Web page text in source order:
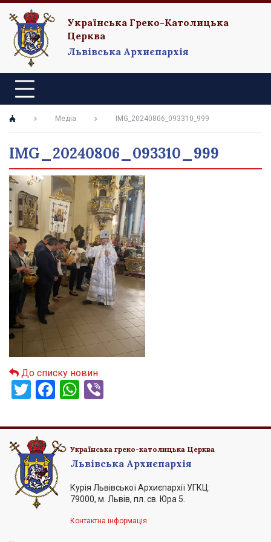
Українська Греко-Католицька
Церква
Львівська Архиєпархія
Медіа IMG_20240806_093310_999
IMG_20240806_093310_999
До списку новин
Twitter
Facebook
WhatsApp
Українська греко-католицька Церква
Львівська Архиєпархія
Курія Львівської Архиєпархії УГКЦ:
79000, м. Львів, пл. св. Юра 5.
Контактна інформація